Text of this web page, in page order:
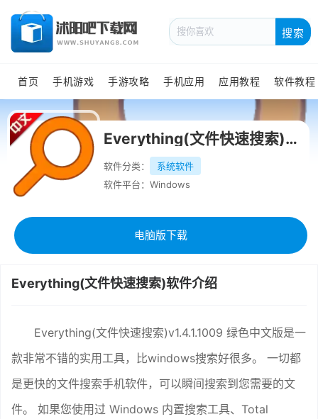
搜索
首页 手机游戏 手游攻略 手机应用 应用教程 软件教程
Everything(文件快速搜索)绿色中文版
软件分类：
系统软件
软件平台：Windows
电脑版下载
Everything(文件快速搜索)软件介绍
Everything(文件快速搜索)v1.4.1.1009 绿色中文版是一
款非常不错的实用工具，比windows搜索好很多。 一切都
是更快的文件搜索手机软件，可以瞬间搜索到您需要的文
件。 如果您使用过 Windows 内置搜索工具、Total